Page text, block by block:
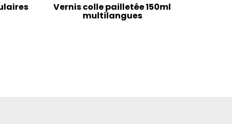
Vernis colle pailletée 150ml
multilangues